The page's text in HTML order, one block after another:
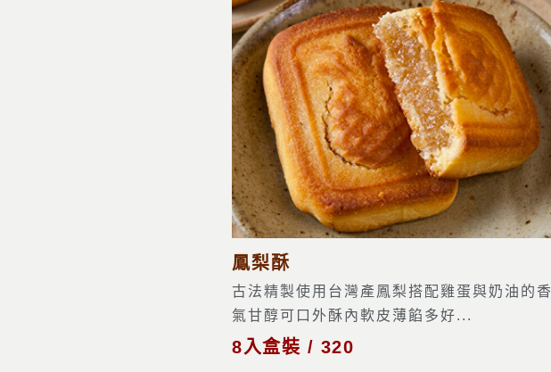
鳳梨酥
古法精製使用台灣產鳳梨搭配雞蛋與奶油的香
氣甘醇可口外酥內軟皮薄餡多好...
8入盒裝 / 320